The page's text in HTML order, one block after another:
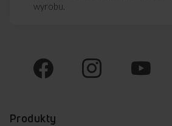
wyrobu.
Produkty